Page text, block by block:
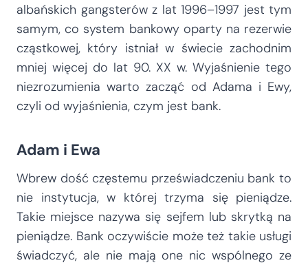
albańskich gangsterów z lat 1996–1997 jest tym
samym, co system bankowy oparty na rezerwie
cząstkowej, który istniał w świecie zachodnim
mniej więcej do lat 90. XX w. Wyjaśnienie tego
niezrozumienia warto zacząć od Adama i Ewy,
czyli od wyjaśnienia, czym jest bank.
Adam i Ewa
Wbrew dość częstemu przeświadczeniu bank to
nie instytucja, w której trzyma się pieniądze.
Takie miejsce nazywa się sejfem lub skrytką na
pieniądze. Bank oczywiście może też takie usługi
świadczyć, ale nie mają one nic wspólnego ze